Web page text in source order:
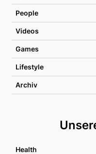
People
Videos
Games
Lifestyle
Archiv
Health